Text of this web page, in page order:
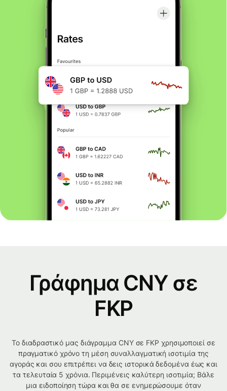
Γράφημα CNY σε
FKP
Το διαδραστικό μας διάγραμμα CNY σε FKP χρησιμοποιεί σε
πραγματικό χρόνο τη μέση συναλλαγματική ισοτιμία της
αγοράς και σου επιτρέπει να δεις ιστορικά δεδομένα έως και
τα τελευταία 5 χρόνια. Περιμένεις καλύτερη ισοτιμία; Βάλε
μια ειδοποίηση τώρα και θα σε ενημερώσουμε όταν